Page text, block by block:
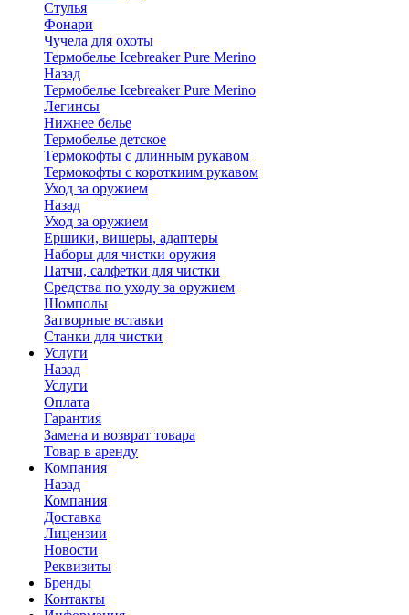
Стулья
Фонари
Чучела для охоты
Термобелье Icebreaker Pure Merino
Назад
Термобелье Icebreaker Pure Merino
Легинсы
Нижнее белье
Термобелье детское
Термокофты с длинным рукавом
Термокофты с короткиим рукавом
Уход за оружием
Назад
Уход за оружием
Ершики, вишеры, адаптеры
Наборы для чистки оружия
Патчи, салфетки для чистки
Средства по уходу за оружием
Шомполы
Затворные вставки
Станки для чистки
Услуги
Назад
Услуги
Оплата
Гарантия
Замена и возврат товара
Товар в аренду
Компания
Назад
Компания
Доставка
Лицензии
Новости
Реквизиты
Бренды
Контакты